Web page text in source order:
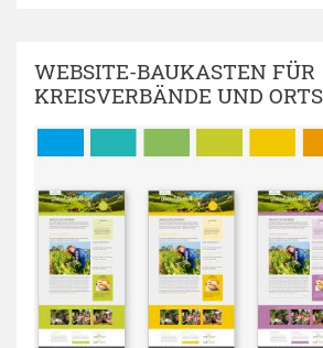
WEBSITE-BAUKASTEN FÜR
KREISVERBÄNDE UND